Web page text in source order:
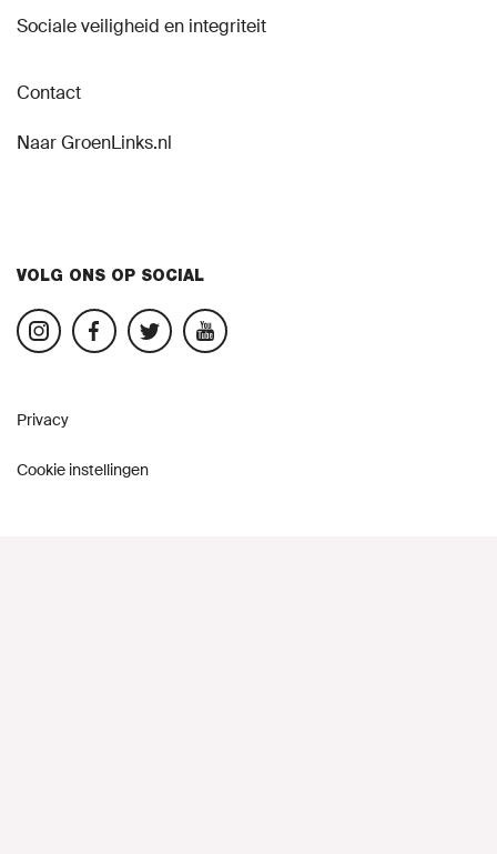
Sociale veiligheid en integriteit
Contact
Naar GroenLinks.nl
VOLG ONS OP SOCIAL
Privacy
Cookie instellingen